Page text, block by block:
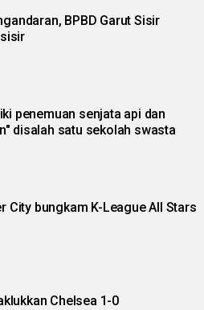
BPBD Garut Sisir
penemuan senjata api dan
disalah satu sekolah swasta
City bungkam K-League All Stars
Chelsea 1-0